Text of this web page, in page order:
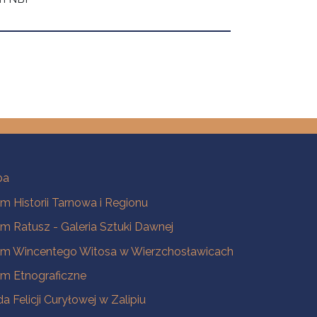
Historii Tarnowa i Regionu
Ratusz - Galeria Sztuki Dawnej
Wincentego Witosa w Wierzchosławicach
Etnograficzne
Felicji Curyłowej w Zalipiu